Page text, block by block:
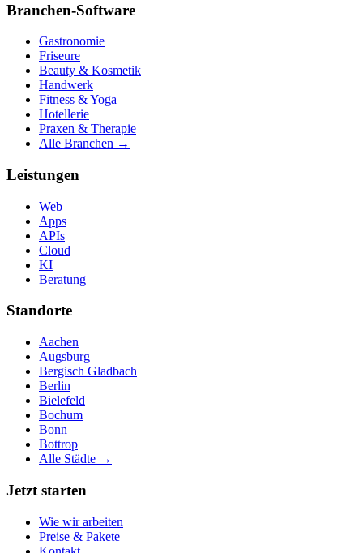
Branchen-Software
Gastronomie
Friseure
Beauty & Kosmetik
Handwerk
Fitness & Yoga
Hotellerie
Praxen & Therapie
Alle Branchen →
Leistungen
Web
Apps
APIs
Cloud
KI
Beratung
Standorte
Aachen
Augsburg
Bergisch Gladbach
Berlin
Bielefeld
Bochum
Bonn
Bottrop
Alle Städte →
Jetzt starten
Wie wir arbeiten
Preise & Pakete